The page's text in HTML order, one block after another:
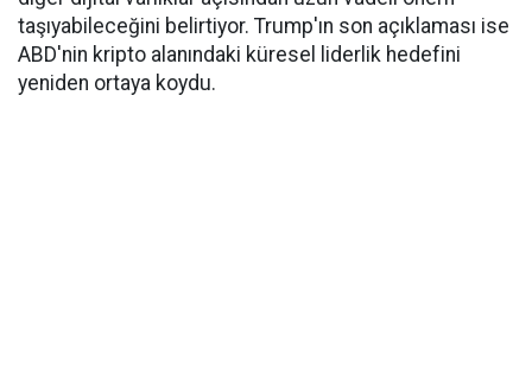
taşıyabileceğini belirtiyor. Trump'ın son açıklaması ise
ABD'nin kripto alanındaki küresel liderlik hedefini
yeniden ortaya koydu.